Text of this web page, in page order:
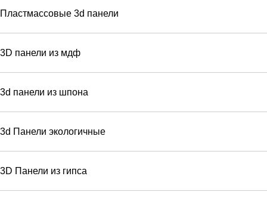
Пластмассовые 3d панели
3D панели из мдф
3d панели из шпона
3d Панели экологичные
3D Панели из гипса